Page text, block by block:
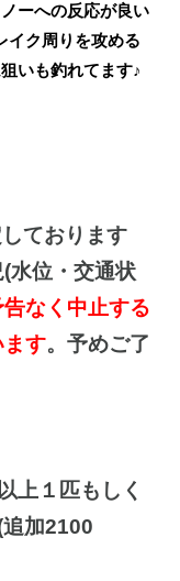
ーへの反応が良い
イク周りを攻める
いも釣れてます♪
ております
水位・交通状
告なく中止する
す。予めご了
上１匹もしく
加2100